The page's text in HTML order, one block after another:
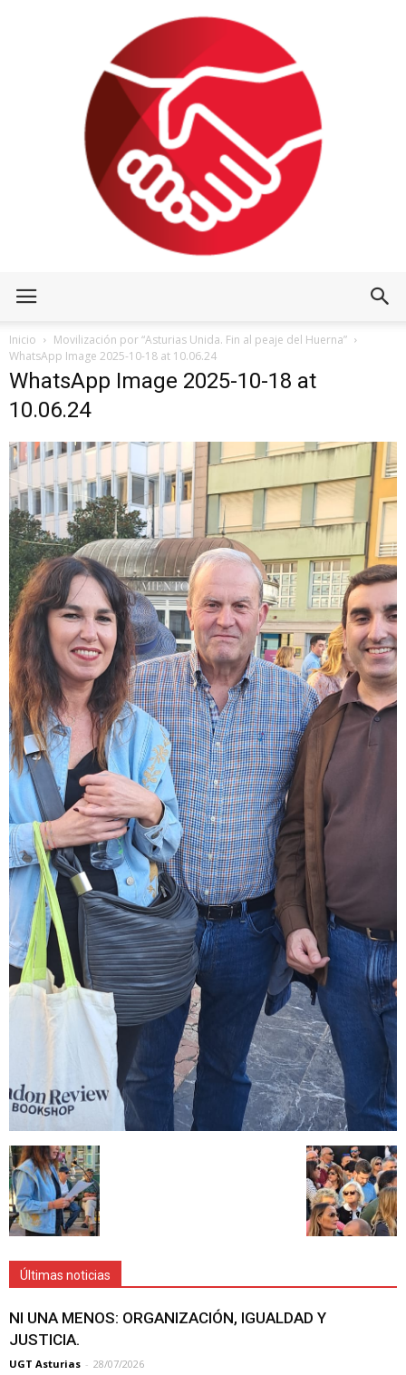
Inicio
Movilización por “Asturias Unida. Fin al peaje del Huerna”
WhatsApp Image 2025-10-18 at 10.06.24
WhatsApp Image 2025-10-18 at
10.06.24
Últimas noticias
NI UNA MENOS: ORGANIZACIÓN, IGUALDAD Y
JUSTICIA.
UGT Asturias - 28/07/2026